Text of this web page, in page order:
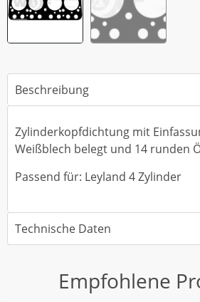
Beschreibung
Zylinderkopfdichtung mit
Weißblech belegt und 14 runden
Passend für: Leyland 4 Zylinder
Technische Daten
Empfohlene